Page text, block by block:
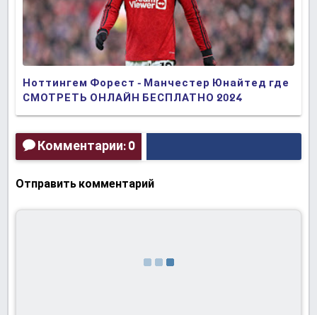
Ноттингем Форест - Манчестер Юнайтед где
СМОТРЕТЬ ОНЛАЙН БЕСПЛАТНО 2024
(ПРЯМАЯ ТРАНСЛЯЦИЯ)
Комментарии: 0
Отправить комментарий